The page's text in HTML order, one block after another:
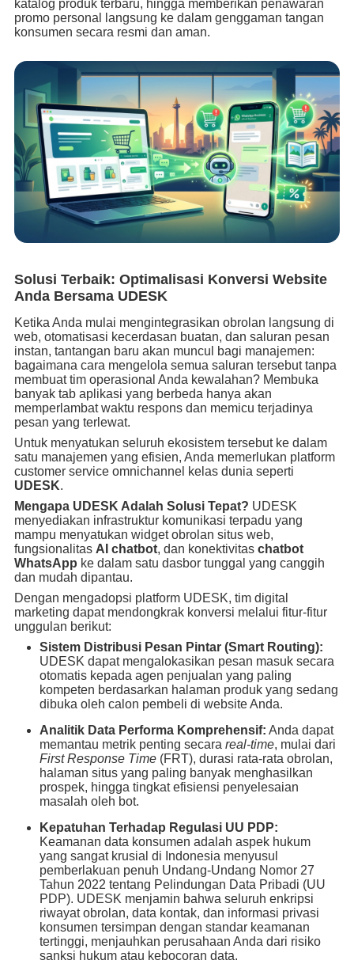
katalog produk terbaru, hingga memberikan penawaran
promo personal langsung ke dalam genggaman tangan
konsumen secara resmi dan aman.
Solusi Terbaik: Optimalisasi Konversi Website
Anda Bersama UDESK
Ketika Anda mulai mengintegrasikan obrolan langsung di
web, otomatisasi kecerdasan buatan, dan saluran pesan
instan, tantangan baru akan muncul bagi manajemen:
bagaimana cara mengelola semua saluran tersebut tanpa
membuat tim operasional Anda kewalahan? Membuka
banyak tab aplikasi yang berbeda hanya akan
memperlambat waktu respons dan memicu terjadinya
pesan yang terlewat.
Untuk menyatukan seluruh ekosistem tersebut ke dalam
satu manajemen yang efisien, Anda memerlukan platform
customer service omnichannel kelas dunia seperti
UDESK.
Mengapa UDESK Adalah Solusi Tepat? UDESK
menyediakan infrastruktur komunikasi terpadu yang
mampu menyatukan widget obrolan situs web,
fungsionalitas AI chatbot, dan konektivitas chatbot
WhatsApp ke dalam satu dasbor tunggal yang canggih
dan mudah dipantau.
Dengan mengadopsi platform UDESK, tim digital
marketing dapat mendongkrak konversi melalui fitur-fitur
unggulan berikut:
Sistem Distribusi Pesan Pintar (Smart Routing):
UDESK dapat mengalokasikan pesan masuk secara
otomatis kepada agen penjualan yang paling
kompeten berdasarkan halaman produk yang sedang
dibuka oleh calon pembeli di website Anda.
Analitik Data Performa Komprehensif: Anda dapat
memantau metrik penting secara real-time, mulai dari
First Response Time(FRT), durasi rata-rata obrolan,
halaman situs yang paling banyak menghasilkan
prospek, hingga tingkat efisiensi penyelesaian
masalah oleh bot.
Kepatuhan Terhadap Regulasi UU PDP:
Keamanan data konsumen adalah aspek hukum
yang sangat krusial di Indonesia menyusul
pemberlakuan penuh Undang-Undang Nomor 27
Tahun 2022 tentang Pelindungan Data Pribadi (UU
PDP). UDESK menjamin bahwa seluruh enkripsi
riwayat obrolan, data kontak, dan informasi privasi
konsumen tersimpan dengan standar keamanan
tertinggi, menjauhkan perusahaan Anda dari risiko
sanksi hukum atau kebocoran data.